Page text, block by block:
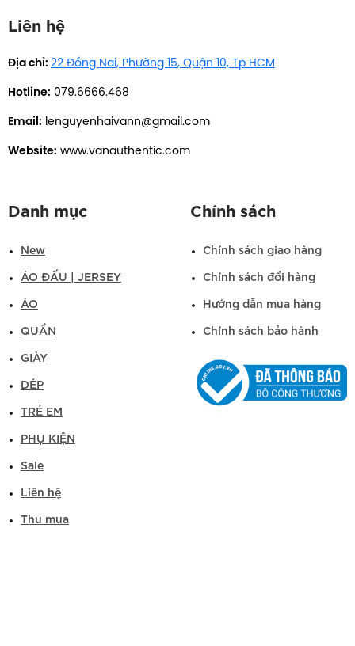
Liên hệ
Địa chỉ: 22 Đồng Nai, Phường 15, Quận 10, Tp HCM
Hotline: 079.6666.468
Email: lenguyenhaivann@gmail.com
Website: www.vanauthentic.com
Danh mục
New
ÁO ĐẤU | JERSEY
ÁO
QUẦN
GIÀY
DÉP
TRẺ EM
PHỤ KIỆN
Sale
Liên hệ
Thu mua
Chính sách
Chính sách giao hàng
Chính sách đổi hàng
Hướng dẫn mua hàng
Chính sách bảo hành